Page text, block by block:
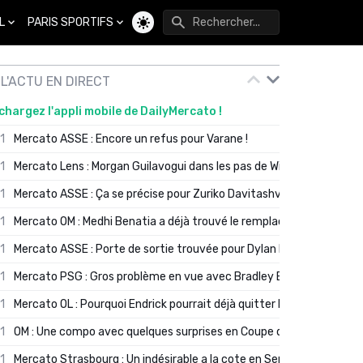
PARIS SPORTIFS
Changer de thème
L'ACTU EN DIRECT
l'appli mobile de DailyMercato !
Mercato ASSE : Encore un refus pour Varane !
Mercato Lens : Morgan Guilavogui dans les pas de Will Still ?
Mercato ASSE : Ça se précise pour Zuriko Davitashvili
Mercato OM : Medhi Benatia a déjà trouvé le remplaçant de Robinio
Mercato ASSE : Porte de sortie trouvée pour Dylan Batubinsika
Mercato PSG : Gros problème en vue avec Bradley Barcola ?
Mercato OL : Pourquoi Endrick pourrait déjà quitter Lyon en janvier
OM : Une compo avec quelques surprises en Coupe de France
Mercato Strasbourg : Un indésirable a la cote en Serie A